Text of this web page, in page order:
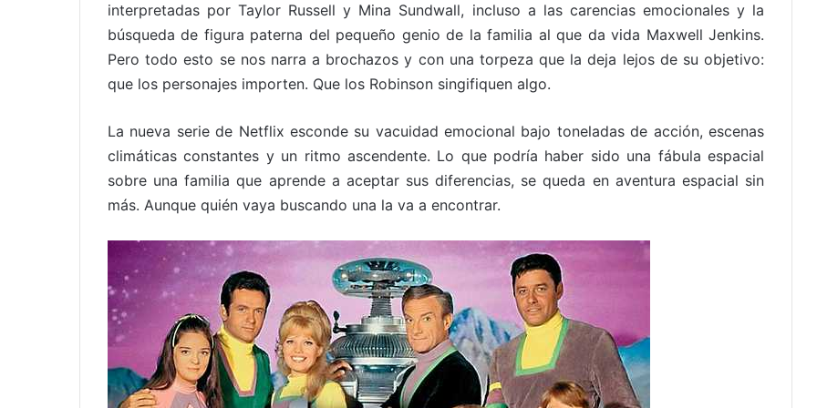
interpretadas por Taylor Russell y Mina Sundwall, incluso a las carencias emocionales y la
búsqueda de figura paterna del pequeño genio de la familia al que da vida Maxwell Jenkins.
Pero todo esto se nos narra a brochazos y con una torpeza que la deja lejos de su objetivo:
que los personajes importen. Que los Robinson singifiquen algo.
La nueva serie de Netflix esconde su vacuidad emocional bajo toneladas de acción, escenas
climáticas constantes y un ritmo ascendente. Lo que podría haber sido una fábula espacial
sobre una familia que aprende a aceptar sus diferencias, se queda en aventura espacial sin
más. Aunque quién vaya buscando una la va a encontrar.